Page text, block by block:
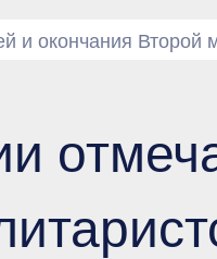
и окончания Второй